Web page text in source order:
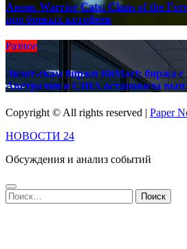
Анонс Warrior Cats: Clans of the
про боевых котофеев
Разное
Экзит-скам биржи BitMart: биржа с
Австралии и США остановила
Copyright © All rights reserved | Paper
НОВОСТИ 24
Обсуждения и анализ событий
Найти: